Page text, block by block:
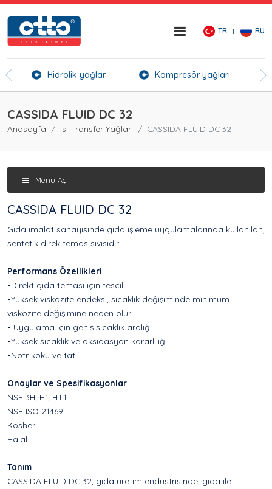
TR RU
Hidrolik yağlar Kompresör yağları
CASSIDA FLUID DC 32
Anasayfa Isı Transfer Yağları CASSIDA FLUID DC 32
Menü Aç
CASSIDA FLUID DC 32
Gıda imalat sanayisinde gıda işleme uygulamalarında kullanılan,
sentetik direk temas sıvısıdır.
Performans Özellikleri
•Direkt gıda teması için tescilli
•Yüksek viskozite endeksi, sıcaklık değişiminde minimum
viskozite değişimine neden olur.
• Uygulama için geniş sıcaklık aralığı
•Yüksek sıcaklık ve oksidasyon kararlılığı
•Nötr koku ve tat
Onaylar ve Spesifikasyonlar
NSF 3H, H1, HT1
NSF ISO 21469
Kosher
Halal
Tanım
CASSIDA FLUID DC 32, gıda üretim endüstrisinde, gıda ile